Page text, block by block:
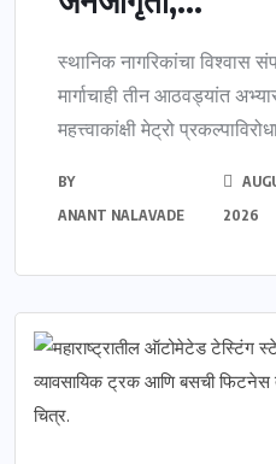
स्थानिक नागरिकांचा विश्वास
मार्गाचाही तीन आठवड्यांत
महत्त्वाकांक्षी मेट्रो
BY
ANANT NALAVADE
2026